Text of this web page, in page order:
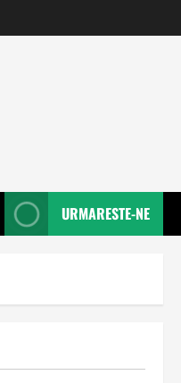
URMARESTE-NE